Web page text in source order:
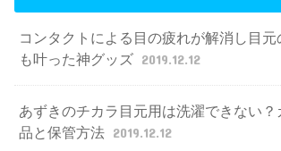
コンタクトによる目の疲れが解消し目
も叶った神グッズ 2019.12.12
あずきのチカラ目元用は洗濯できない？
品と保管方法 2019.12.12